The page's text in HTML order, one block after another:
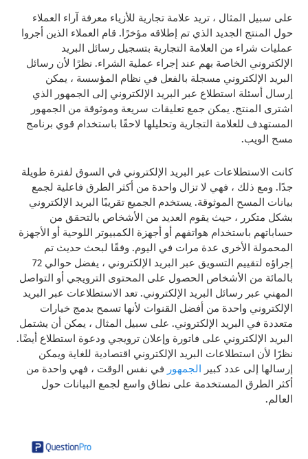
على سبيل المثال ، تريد علامة تجارية للأزياء معرفة آراء العملاء
حول المنتج الجديد الذي تم إطلاقه مؤخرًا. قام العملاء الذين أجروا
عمليات شراء من العلامة التجارية بتسجيل رسائل البريد
الإلكتروني الخاصة بهم عند إجراء عملية الشراء. نظرًا لأن رسائل
البريد الإلكتروني مسجلة بالفعل في نظام المؤسسة ، يمكن
إرسال أسئلة استطلاع عبر البريد الإلكتروني إلى الجمهور الذي
اشترى المنتج. يمكن جمع تعليقات سريعة وموثوقة من الجمهور
المستهدف للعلامة التجارية وتحليلها لاحقًا باستخدام قوي برنامج
مسح الويب.
كانت الاستطلاعات عبر البريد الإلكتروني في السوق لفترة طويلة
جدًا. ومع ذلك ، فهي لا تزال واحدة من أكثر الطرق فاعلية لجمع
بيانات المسح الموثوقة. يستخدم الجميع تقريبًا البريد الإلكتروني
بشكل متكرر ، حيث يقوم العديد من الأشخاص بالتحقق من
حساباتهم باستخدام هواتفهم أو أجهزة الكمبيوتر اللوحية أو الأجهزة
المحمولة الأخرى عدة مرات في اليوم. وفقًا لبحث حديث تم
إجراؤه لتقييم التسويق عبر البريد الإلكتروني ، يفضل حوالي 72
بالمائة من الأشخاص الحصول على المحتوى الترويجي أو التواصل
المهني عبر رسائل البريد الإلكتروني. تعد الاستطلاعات عبر البريد
الإلكتروني واحدة من أفضل القنوات لأنها تسمح بدمج خيارات
متعددة في البريد الإلكتروني. على سبيل المثال ، يمكن أن يشتمل
البريد الإلكتروني على فاتورة وإعلان ترويجي ودعوة استطلاع أيضًا.
نظرًا لأن استطلاعات البريد الإلكتروني اقتصادية للغاية ويمكن
إرسالها إلى عدد كبير الجمهور في نفس الوقت ، فهي واحدة من
أكثر الطرق المستخدمة على نطاق واسع لجمع البيانات حول
العالم.